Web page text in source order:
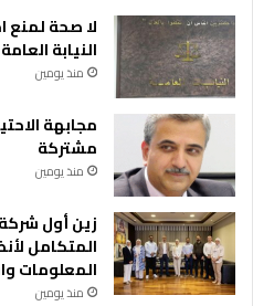
لا صحة
النيابة العامة
منذ يومين
مجابهة
مشتركة
منذ يومين
زين أول شركة
المتكامل
المعلومات
منذ يومين